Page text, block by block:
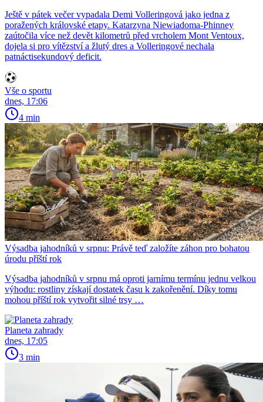
Ještě v pátek večer vypadala Demi Volleringová jako jedna z
poražených královské etapy. Katarzyna Niewiadoma-Phinney
zaútočila více než devět kilometrů před vrcholem Mont Ventoux,
dojela si pro vítězství a žlutý dres a Volleringové nechala
patnáctisekundový deficit.
Vše o sportu
dnes, 17:06
4 min
Výsadba jahodníků v srpnu: Právě teď založíte záhon pro bohatou
úrodu příští rok
Výsadba jahodníků v srpnu má oproti jarnímu termínu jednu velkou
výhodu: rostliny získají dostatek času k zakořenění. Díky tomu
mohou příští rok vytvořit silné trsy …
Planeta zahrady
dnes, 17:05
3 min